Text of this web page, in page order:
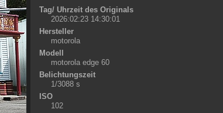
Tag/ Uhrzeit des Originals
2026:02:23 14:30:01
Hersteller
motorola
Modell
motorola edge 60
Belichtungszeit
1/3088 s
ISO
102